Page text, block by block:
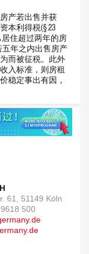
产若出售并获
本利得税(§ 23
居住超过两年的房
五年之内出售房产
而被征税。此外
入标准，则房租
稳定事出有因，
61, 51149 Köln
500